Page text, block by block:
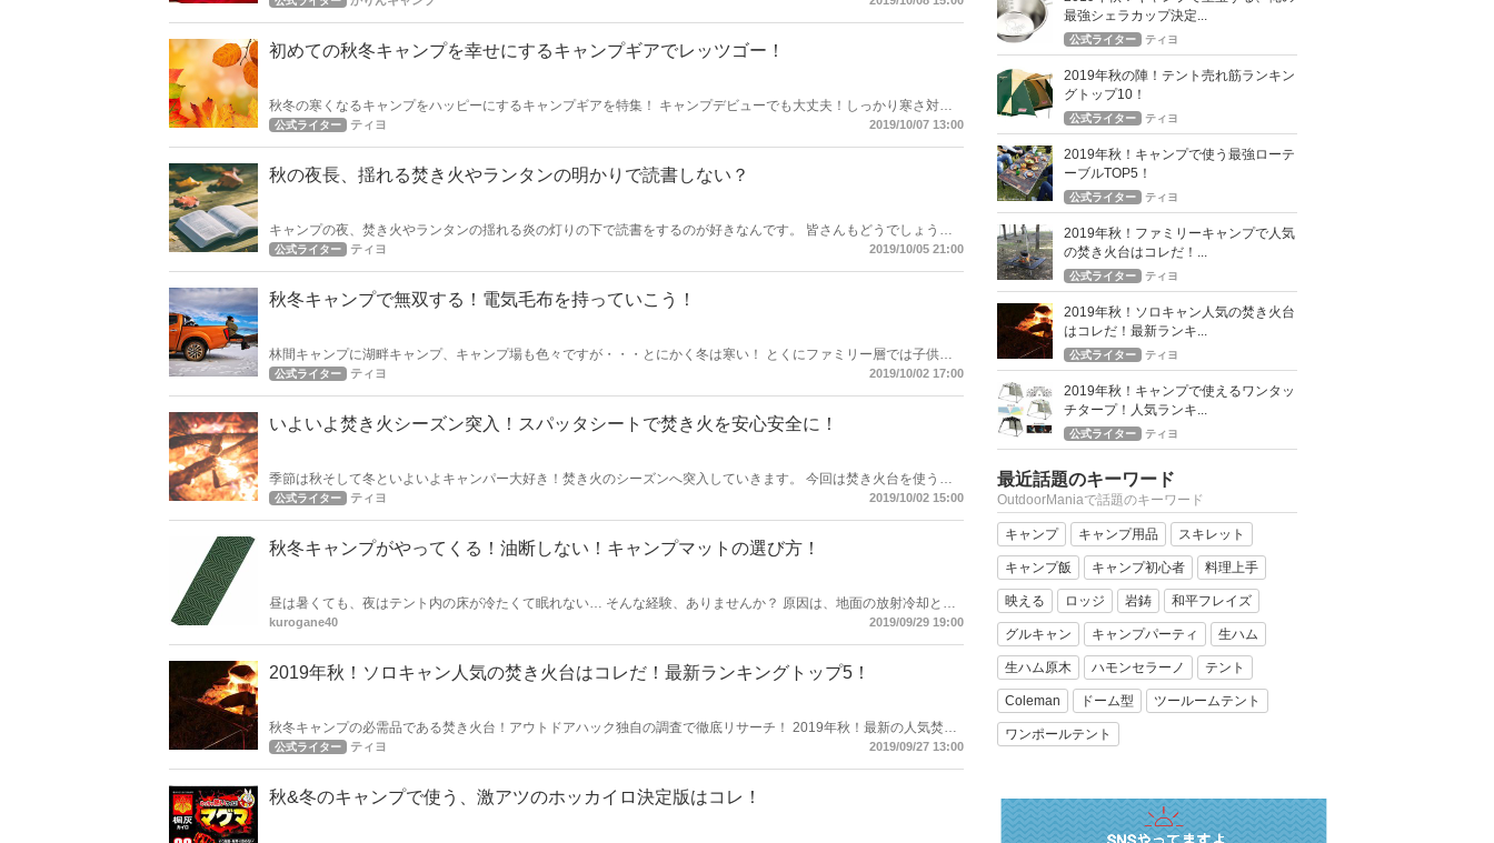
初めての秋冬キャンプを幸せにするキャンプギアでレッツゴー！
秋冬の寒くなるキャンプをハッピーにするキャンプギアを特集！ キャンプデビューでも大丈夫！しっかり寒さ対策
をしてキャンプに行きましょう！
公式ライター ティヨ 2019/10/07 13:00
秋の夜長、揺れる焚き火やランタンの明かりで読書しない？
キャンプの夜、焚き火やランタンの揺れる炎の灯りの下で読書をするのが好きなんです。 皆さんもどうでしょう？
個人的にキャンプDE読書は流行らないかなぁと思う今日このごろ。
公式ライター ティヨ 2019/10/05 21:00
秋冬キャンプで無双する！電気毛布を持っていこう！
林間キャンプに湖畔キャンプ、キャンプ場も色々ですが・・・とにかく冬は寒い！ とくにファミリー層では子供や
奥様は寒いのを嫌がります。 そんな時、夜を快適に過ごせるのが電気アンカ。 これがあれば寒くても大丈夫！
公式ライター ティヨ 2019/10/02 17:00
いよいよ焚き火シーズン突入！スパッタシートで焚き火を安心安全に！
季節は秋そして冬といよいよキャンパー大好き！焚き火のシーズンへ突入していきます。 今回は焚き火台を使う際
に使用したい、シートやトレイについてを特集します。
公式ライター ティヨ 2019/10/02 15:00
秋冬キャンプがやってくる！油断しない！キャンプマットの選び方！
昼は暑くても、夜はテント内の床が冷たくて眠れない… そんな経験、ありませんか？ 原因は、地面の放射冷却と体
の接地面が大きいことが原因なのですが、これが夏でも場所によっては眠れないほど寒いです。 夏でも眠れない寒
kurogane40 2019/09/29 19:00
2019年秋！ソロキャン人気の焚き火台はコレだ！最新ランキングトップ5！
秋冬キャンプの必需品である焚き火台！アウトドアハック独自の調査で徹底リサーチ！ 2019年秋！最新の人気焚き
火台ランキング！
公式ライター ティヨ 2019/09/27 13:00
秋&冬のキャンプで使う、激アツのホッカイロ決定版はコレ！
最強シェラカップ決定...
公式ライター ティヨ
2019年秋の陣！テント売れ筋ランキン
グトップ10！
公式ライター ティヨ
2019年秋！キャンプで使う最強ローテ
ーブルTOP5！
公式ライター ティヨ
2019年秋！ファミリーキャンプで人気
の焚き火台はコレだ！...
公式ライター ティヨ
2019年秋！ソロキャン人気の焚き火台
はコレだ！最新ランキ...
公式ライター ティヨ
2019年秋！キャンプで使えるワンタッ
チタープ！人気ランキ...
公式ライター ティヨ
最近話題のキーワード
OutdoorManiaで話題のキーワード
キャンプ キャンプ用品 スキレット
キャンプ飯 キャンプ初心者 料理上手
映える ロッジ 岩鋳 和平フレイズ
グルキャン キャンプパーティ 生ハム
生ハム原木 ハモンセラーノ テント
Coleman ドーム型 ツールームテント
ワンポールテント